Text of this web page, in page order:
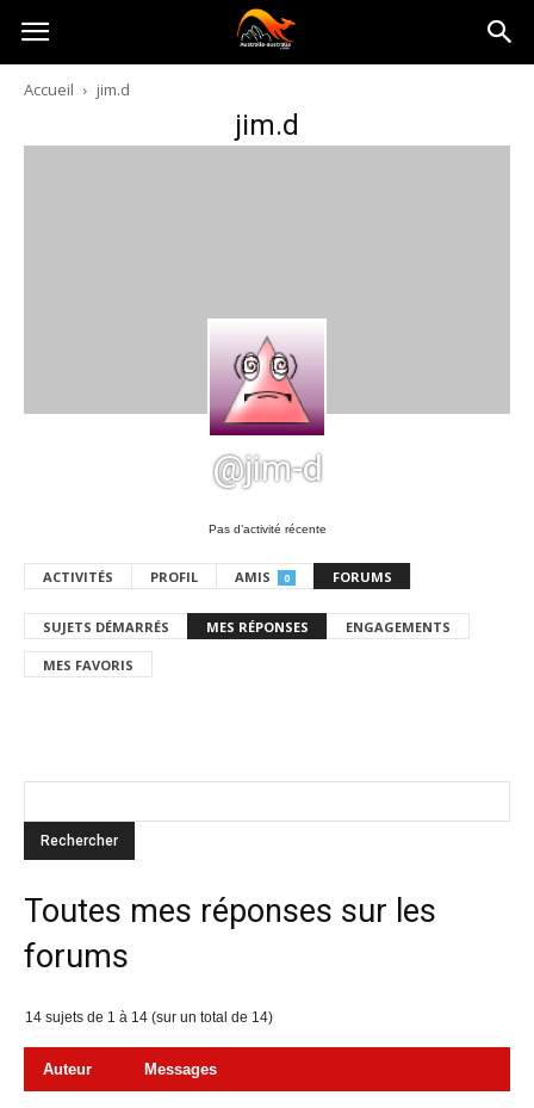
Australia-
australie.com
Accueil jim.d
jim.d
@jim-d
Pas d’activité récente
ACTIVITÉS PROFIL AMIS 0 FORUMS
SUJETS DÉMARRÉS MES RÉPONSES ENGAGEMENTS
MES FAVORIS
Toutes mes réponses sur les
forums
14 sujets de 1 à 14 (sur un total de 14)
Auteur Messages